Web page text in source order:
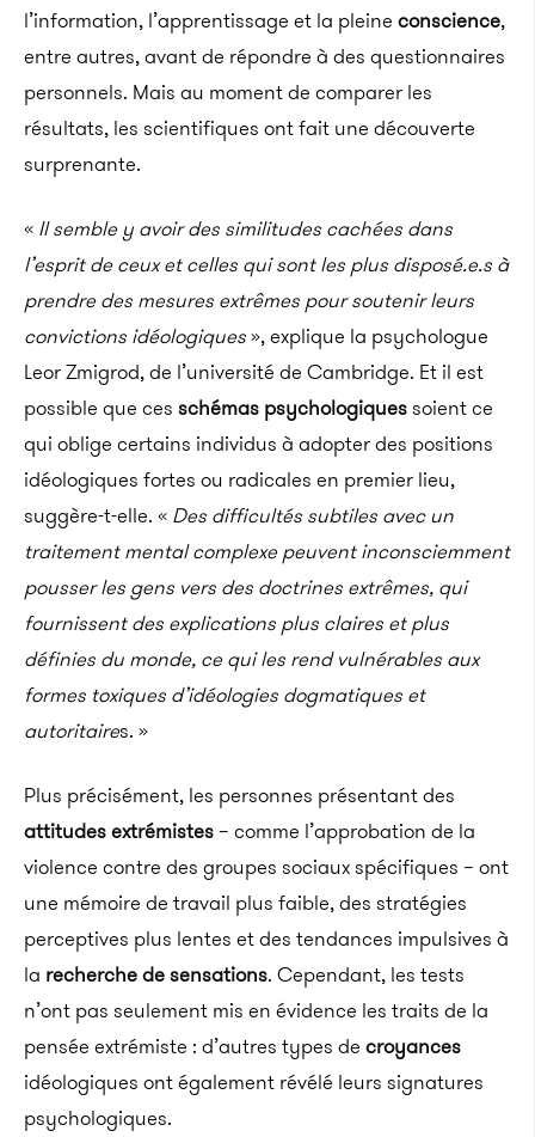
l’information, l’apprentissage et la pleine conscience,
entre autres, avant de répondre à des questionnaires
personnels. Mais au moment de comparer les
résultats, les scientifiques ont fait une découverte
surprenante.
« Il semble y avoir des similitudes cachées dans
l’esprit de ceux et celles qui sont les plus disposé.e.s à
prendre des mesures extrêmes pour soutenir leurs
convictions idéologiques», explique la psychologue
Leor Zmigrod, de l’université de Cambridge. Et il est
possible que ces schémas psychologiquessoient ce
qui oblige certains individus à adopter des positions
idéologiques fortes ou radicales en premier lieu,
suggère-t-elle. « Des difficultés subtiles avec un
traitement mental complexe peuvent inconsciemment
pousser les gens vers des doctrines extrêmes, qui
fournissent des explications plus claires et plus
définies du monde, ce qui les rend vulnérables aux
formes toxiques d’idéologies dogmatiques et
autoritaires. »
Plus précisément, les personnes présentant des
attitudes extrémistes– comme l’approbation de la
violence contre des groupes sociaux spécifiques – ont
une mémoire de travail plus faible, des stratégies
perceptives plus lentes et des tendances impulsives à
la recherche de sensations. Cependant, les tests
n’ont pas seulement mis en évidence les traits de la
pensée extrémiste : d’autres types de croyances
idéologiques ont également révélé leurs signatures
psychologiques.